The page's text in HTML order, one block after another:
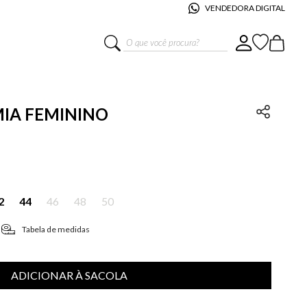
VENDEDORA DIGITAL
O que você procura?
FEMININO
44 46 48 50
Tabela de medidas
ADICIONAR À SACOLA